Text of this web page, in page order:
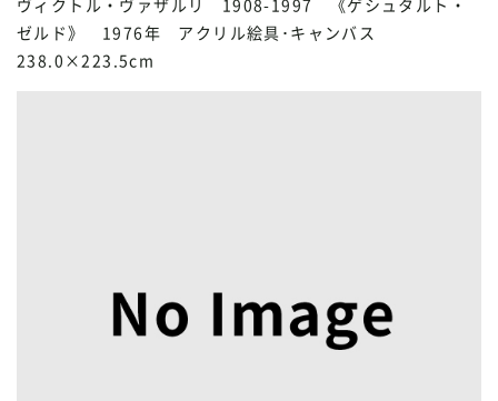
ヴィクトル・ヴァザルリ 1908-1997 《ゲシュタルト・
ゼルド》 1976年 アクリル絵具･キャンバス
238.0×223.5cm